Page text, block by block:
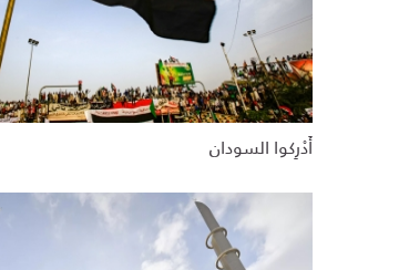
أَدْرِكوا السودان